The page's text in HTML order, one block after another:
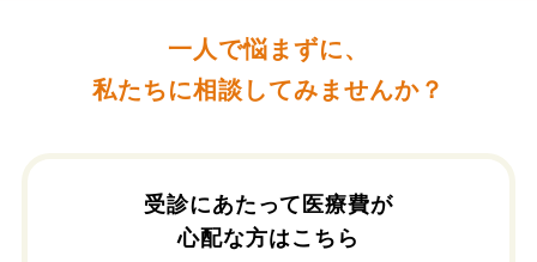
一人で悩まずに、
私たちに相談してみませんか？
受診にあたって医療費が
心配な方はこちら